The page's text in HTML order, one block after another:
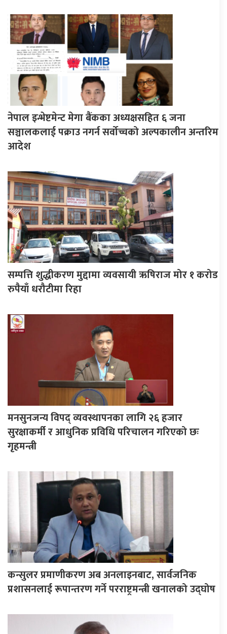
नेपाल इन्भेष्टमेन्ट मेगा बैंकका अध्यक्षसहित ६ जना
सञ्चालकलाई पक्राउ नगर्न सर्वोच्चको अल्पकालीन अन्तरिम
आदेश
सम्पत्ति शुद्धीकरण मुद्दामा व्यवसायी ऋषिराज मोर १ करोड
रुपैयाँ धरौटीमा रिहा
मनसुनजन्य विपद् व्यवस्थापनका लागि २६ हजार
सुरक्षाकर्मी र आधुनिक प्रविधि परिचालन गरिएको छः
गृहमन्त्री
कन्सुलर प्रमाणीकरण अब अनलाइनबाट, सार्वजनिक
प्रशासनलाई रूपान्तरण गर्ने परराष्ट्रमन्त्री खनालको उद्घोष